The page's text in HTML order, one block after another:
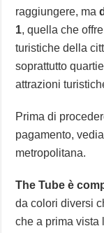
raggiungere, ma
1, quella che
turistiche della
soprattutto
attrazioni
Prima di
pagamento,
metropolitana.
The Tube è
da colori diversi
che a prima vista